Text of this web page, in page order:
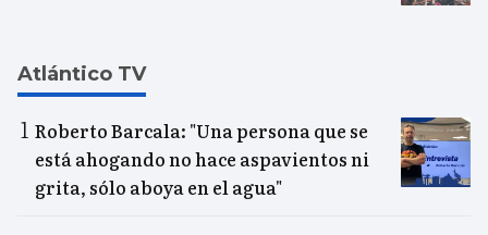
Atlántico TV
Roberto Barcala: "Una persona que se
está ahogando no hace aspavientos ni
grita, sólo aboya en el agua"